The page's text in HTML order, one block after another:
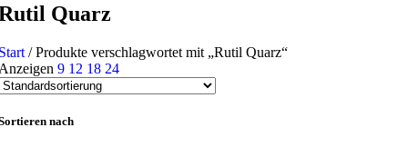
Quarz
/ Produkte verschlagwortet mit „Rutil Quarz“
9 12 18 24
nach